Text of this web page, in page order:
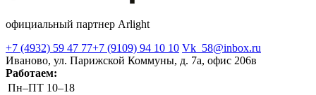
официальный партнер Arlight
+7 (4932) 59 47 77+7 (9109) 94 10 10 Vk_58@inbox.ru
Иваново, ул. Парижской Коммуны, д. 7а, офис 206в
Работаем:
Пн–ПТ 10–18